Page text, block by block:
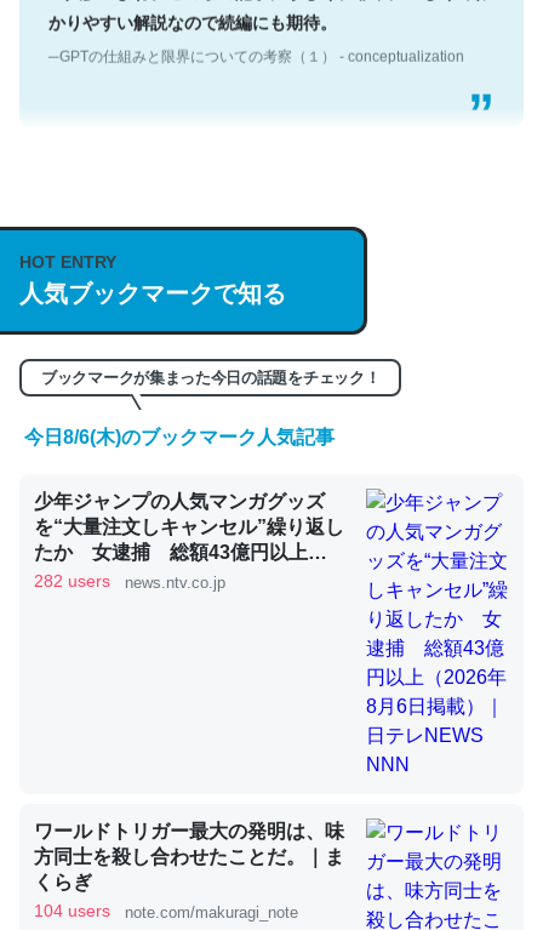
かりやすい解説なので続編にも期待。
─GPTの仕組みと限界についての考察（１） - conceptualization
説してる記事が少ないので貴重な良記事。/続編来た
https://isobe324649.hatenablog.com/entry/2023/03/27
/064121
─GPTの仕組みと限界についての考察（１） - conceptualization
くらい。小説でいう「ずっと前の伏線」は回収されないけ
ど、短期記憶というには多い分量。進化すればするほど分
かりやすく強くなりそう
─GPTの仕組みと限界についての考察（１） - conceptualization
昆虫ってカルシウム少ないのか。知らんかった。調べたら
─ニュース :: 【研究発表】昆虫学の大問題＝「昆虫はなぜ海にいな
いのか」に関する新仮説
HOT ENTRY
人気ブックマークで知る
ブックマークが集まった今日の話題をチェック！
今日8/6(木)のブックマーク人気記事
少年ジャンプの人気マンガグッズ
を“大量注文しキャンセル”繰り返し
たか 女逮捕 総額43億円以上
（2026年8月6日掲載）｜日テレ
282 users news.ntv.co.jp
ワールドトリガー最大の発明は、味
方同士を殺し合わせたことだ。｜ま
くらぎ
104 users note.com/makuragi_note